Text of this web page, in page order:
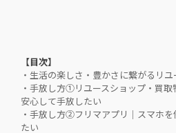
【目次】
・生活の楽しさ・豊かさに繋がるリユ
・手放し方①リユースショップ・買
安心して手放したい
・手放し方②フリマアプリ｜スマホ
たい